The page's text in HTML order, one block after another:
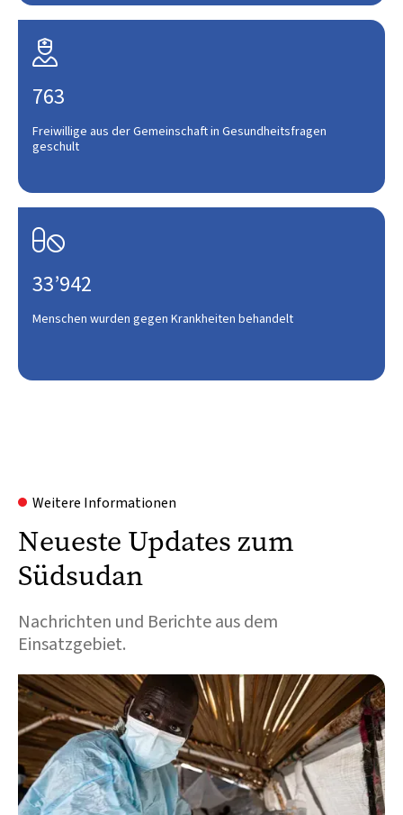

763
Freiwillige aus der Gemeinschaft in Gesundheitsfragen
geschult

33’942
Menschen wurden gegen Krankheiten behandelt
Weitere Informationen
Neueste Updates zum
Südsudan
Nachrichten und Berichte aus dem
Einsatzgebiet.